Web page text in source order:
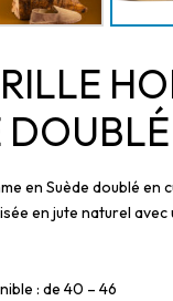
en Suède doublé en
en jute naturel
: de 40 – 46